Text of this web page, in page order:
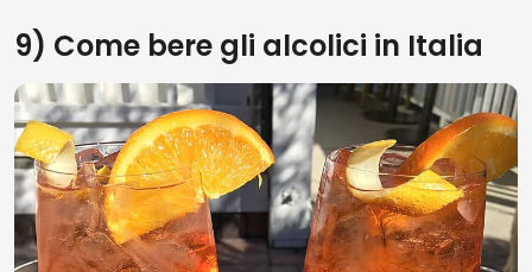
9) Come bere gli alcolici in Italia